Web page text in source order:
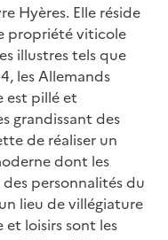
Hyères. Elle réside
propriété viticole
illustres tels que
les Allemands
est pillé et
grandissant des
de réaliser un
dont les
personnalités du
lieu de villégiature
loisirs sont les